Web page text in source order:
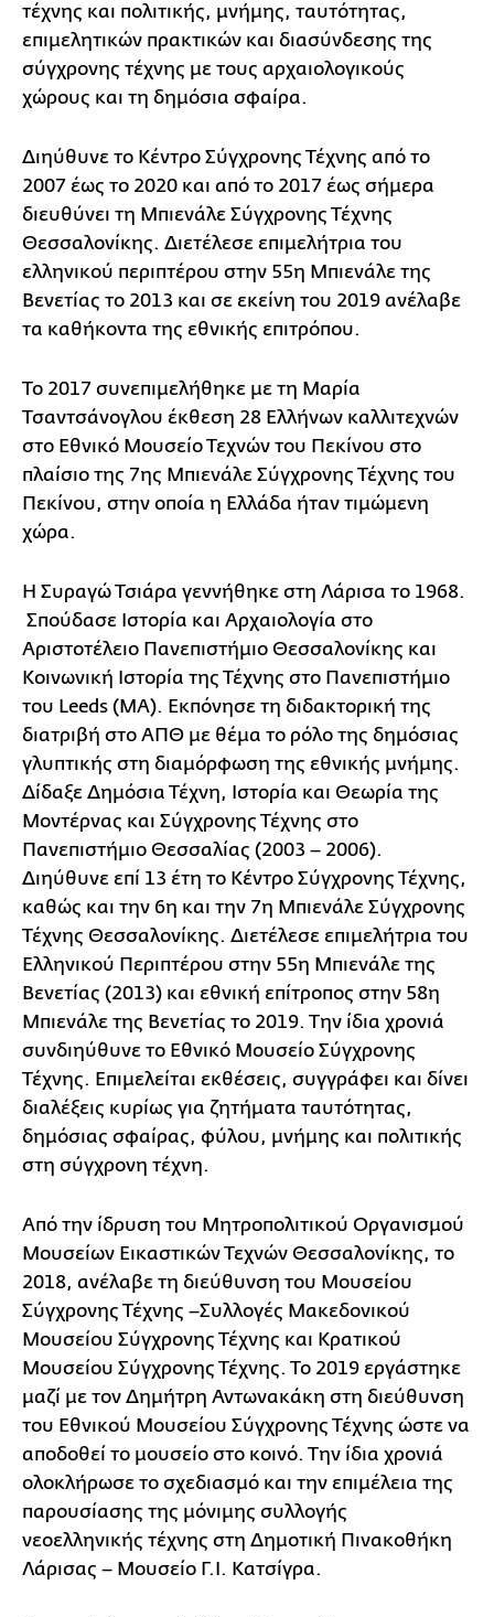
τέχνης και πολιτικής, μνήμης, ταυτότητας,
επιμελητικών πρακτικών και διασύνδεσης της
σύγχρονης τέχνης με τους αρχαιολογικούς
χώρους και τη δημόσια σφαίρα.
Διηύθυνε το Κέντρο Σύγχρονης Τέχνης από το
2007 έως το 2020 και από το 2017 έως σήμερα
διευθύνει τη Μπιενάλε Σύγχρονης Τέχνης
Θεσσαλονίκης. Διετέλεσε επιμελήτρια του
ελληνικού περιπτέρου στην 55η Μπιενάλε της
Βενετίας το 2013 και σε εκείνη του 2019 ανέλαβε
τα καθήκοντα της εθνικής επιτρόπου.
Το 2017 συνεπιμελήθηκε με τη Μαρία
Τσαντσάνογλου έκθεση 28 Ελλήνων καλλιτεχνών
στο Εθνικό Μουσείο Τεχνών του Πεκίνου στο
πλαίσιο της 7ης Μπιενάλε Σύγχρονης Τέχνης του
Πεκίνου, στην οποία η Ελλάδα ήταν τιμώμενη
χώρα.
Η Συραγώ Τσιάρα γεννήθηκε στη Λάρισα το 1968.
Σπούδασε Ιστορία και Αρχαιολογία στο
Αριστοτέλειο Πανεπιστήμιο Θεσσαλονίκης και
Κοινωνική Ιστορία της Τέχνης στο Πανεπιστήμιο
του Leeds (MA). Εκπόνησε τη διδακτορική της
διατριβή στο ΑΠΘ με θέμα το ρόλο της δημόσιας
γλυπτικής στη διαμόρφωση της εθνικής μνήμης.
Δίδαξε Δημόσια Τέχνη, Ιστορία και Θεωρία της
Μοντέρνας και Σύγχρονης Τέχνης στο
Πανεπιστήμιο Θεσσαλίας (2003 – 2006).
Διηύθυνε επί 13 έτη το Κέντρο Σύγχρονης Τέχνης,
καθώς και την 6η και την 7η Μπιενάλε Σύγχρονης
Τέχνης Θεσσαλονίκης. Διετέλεσε επιμελήτρια του
Ελληνικού Περιπτέρου στην 55η Μπιενάλε της
Βενετίας (2013) και εθνική επίτροπος στην 58η
Μπιενάλε της Βενετίας το 2019. Την ίδια χρονιά
συνδιηύθυνε το Εθνικό Μουσείο Σύγχρονης
Τέχνης. Επιμελείται εκθέσεις, συγγράφει και δίνει
διαλέξεις κυρίως για ζητήματα ταυτότητας,
δημόσιας σφαίρας, φύλου, μνήμης και πολιτικής
στη σύγχρονη τέχνη.
Από την ίδρυση του Μητροπολιτικού Οργανισμού
Μουσείων Εικαστικών Τεχνών Θεσσαλονίκης, το
2018, ανέλαβε τη διεύθυνση του Μουσείου
Σύγχρονης Τέχνης –Συλλογές Μακεδονικού
Μουσείου Σύγχρονης Τέχνης και Κρατικού
Μουσείου Σύγχρονης Τέχνης. Το 2019 εργάστηκε
μαζί με τον Δημήτρη Αντωνακάκη στη διεύθυνση
του Εθνικού Μουσείου Σύγχρονης Τέχνης ώστε να
αποδοθεί το μουσείο στο κοινό. Την ίδια χρονιά
ολοκλήρωσε το σχεδιασμό και την επιμέλεια της
παρουσίασης της μόνιμης συλλογής
νεοελληνικής τέχνης στη Δημοτική Πινακοθήκη
Λάρισας – Μουσείο Γ.Ι. Κατσίγρα.